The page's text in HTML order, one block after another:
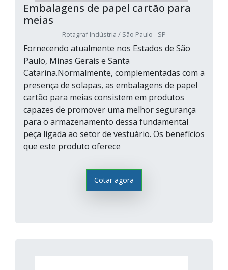
Embalagens de papel cartão para
meias
Rotagraf Indústria / São Paulo - SP
Fornecendo atualmente nos Estados de São
Paulo, Minas Gerais e Santa
Catarina.Normalmente, complementadas com a
presença de solapas, as embalagens de papel
cartão para meias consistem em produtos
capazes de promover uma melhor segurança
para o armazenamento dessa fundamental
peça ligada ao setor de vestuário. Os benefícios
que este produto oferece
Cotar agora